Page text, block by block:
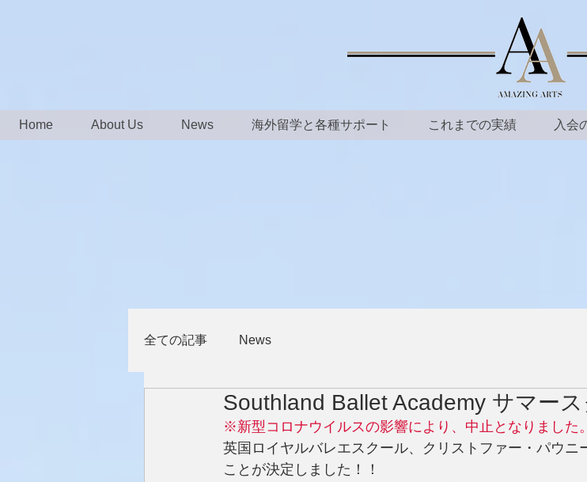
Home About Us News 海外留学と各種サポート これまでの実績 入会
全ての記事 News
Southland Ballet Academy サマー
※新型コロナウイルスの影響により、中止となりました。
英国ロイヤルバレエスクール、クリストファー・パウニ
ことが決定しました！！